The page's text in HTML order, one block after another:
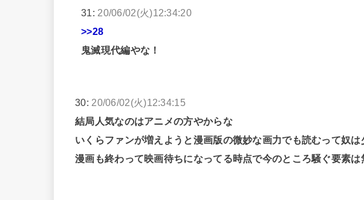
31: 20/06/02(火)12:34:20
>>28
鬼滅現代編やな！
30: 20/06/02(火)12:34:15
結局人気なのはアニメの方やからな
いくらファンが増えようと漫画版の微妙な画力でも読むって奴は
漫画も終わって映画待ちになってる時点で今のところ騒ぐ要素は